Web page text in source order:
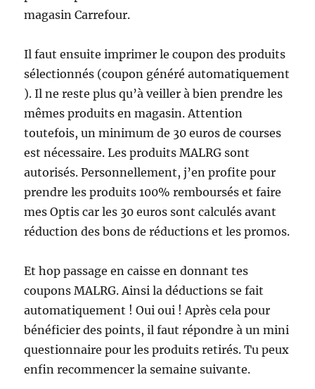
magasin Carrefour.
Il faut ensuite imprimer le coupon des produits
sélectionnés (coupon généré automatiquement
). Il ne reste plus qu’à veiller à bien prendre les
mêmes produits en magasin. Attention
toutefois, un minimum de 30 euros de courses
est nécessaire. Les produits MALRG sont
autorisés. Personnellement, j’en profite pour
prendre les produits 100% remboursés et faire
mes Optis car les 30 euros sont calculés avant
réduction des bons de réductions et les promos.
Et hop passage en caisse en donnant tes
coupons MALRG. Ainsi la déductions se fait
automatiquement ! Oui oui ! Après cela pour
bénéficier des points, il faut répondre à un mini
questionnaire pour les produits retirés. Tu peux
enfin recommencer la semaine suivante.